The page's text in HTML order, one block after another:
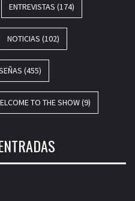
ENTREVISTAS (174)
NOTICIAS (102)
(455)
TO THE SHOW(9)